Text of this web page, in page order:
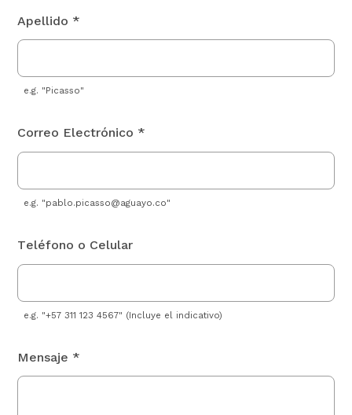
Apellido *
e.g. "Picasso"
Correo Electrónico *
e.g. "pablo.picasso@aguayo.co"
Teléfono o Celular
e.g. "+57 311 123 4567" (Incluye el indicativo)
Mensaje *